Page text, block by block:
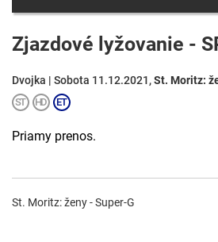
Zjazdové lyžovanie -
Dvojka | Sobota 11.12.2021,St. Moritz:
Priamy prenos.
St. Moritz: ženy - Super-G